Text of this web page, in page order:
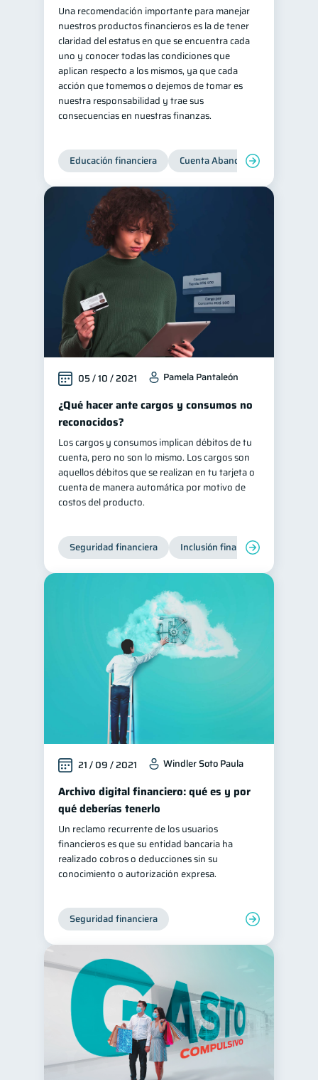
Una recomendación importante para manejar
nuestros productos financieros es la de tener
claridad del estatus en que se encuentra cada
uno y conocer todas las condiciones que
aplican respecto a los mismos, ya que cada
acción que tomemos o dejemos de tomar es
nuestra responsabilidad y trae sus
consecuencias en nuestras finanzas.
Educación financiera Cuenta Abandonada
05 / 10 / 2021 Pamela Pantaleón
¿Qué hacer ante cargos y consumos no
reconocidos?
Los cargos y consumos implican débitos de tu
cuenta, pero no son lo mismo. Los cargos son
aquellos débitos que se realizan en tu tarjeta o
cuenta de manera automática por motivo de
costos del producto.
Seguridad financiera Inclusión financiera
21 / 09 / 2021 Windler Soto Paula
Archivo digital financiero: qué es y por
qué deberías tenerlo
Un reclamo recurrente de los usuarios
financieros es que su entidad bancaria ha
realizado cobros o deducciones sin su
conocimiento o autorización expresa.
Seguridad financiera